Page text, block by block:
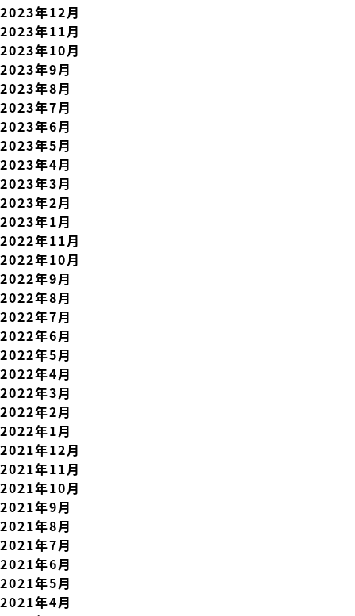
2023年12月
2023年11月
2023年10月
2023年9月
2023年8月
2023年7月
2023年6月
2023年5月
2023年4月
2023年3月
2023年2月
2023年1月
2022年11月
2022年10月
2022年9月
2022年8月
2022年7月
2022年6月
2022年5月
2022年4月
2022年3月
2022年2月
2022年1月
2021年12月
2021年11月
2021年10月
2021年9月
2021年8月
2021年7月
2021年6月
2021年5月
2021年4月